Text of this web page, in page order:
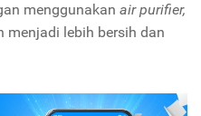
menggunakan air purifier,
menjadi lebih bersih dan